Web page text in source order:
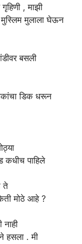
, माझी
मुस्लिम मुलाला घेऊन
बसली
डिक धरून
कधीच पाहिले
ते
मोठे आहे ?
नाही
हसला . मी